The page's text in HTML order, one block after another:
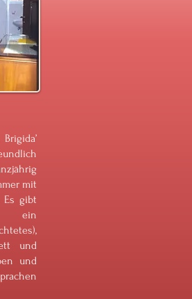
mit
Es gibt
ein
und
und